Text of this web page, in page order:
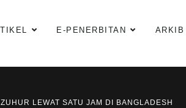
E-PENERBITAN ARKIB
LEWAT SATU JAM DI BANGLADESH